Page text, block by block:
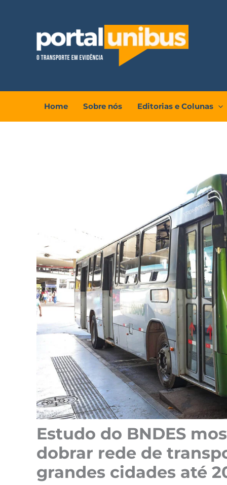
conteúdo
Home Sobre nós Editorias e Colunas
Estudo do BNDES
dobrar rede de
grandes cidades até